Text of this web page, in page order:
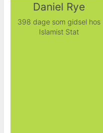
Daniel Rye
398 dage som gidsel hos
Islamist Stat